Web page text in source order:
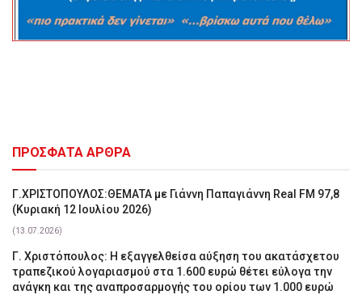
ΠΡΟΣΦΑΤΑ ΑΡΘΡΑ
Γ.ΧΡΙΣΤΟΠΟΥΛΟΣ:ΘΕΜΑΤΑ με Γιάννη Παπαγιάννη Real FM 97,8
(Κυριακή 12 Ιουλίου 2026)
(13.07.2026)
Γ. Χριστόπουλος: Η εξαγγελθείσα αύξηση του ακατάσχετου
τραπεζικού λογαριασμού στα 1.600 ευρώ θέτει εύλογα την
ανάγκη και της αναπροσαρμογής του ορίου των 1.000 ευρώ